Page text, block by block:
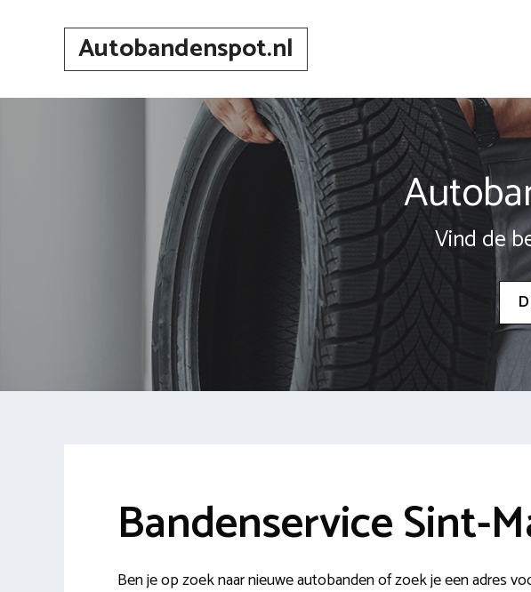
Autobandenspot.nl
Vind de
Bandenservice Sint-
Ben je op zoek naar nieuwe autobanden of zoek je een adres